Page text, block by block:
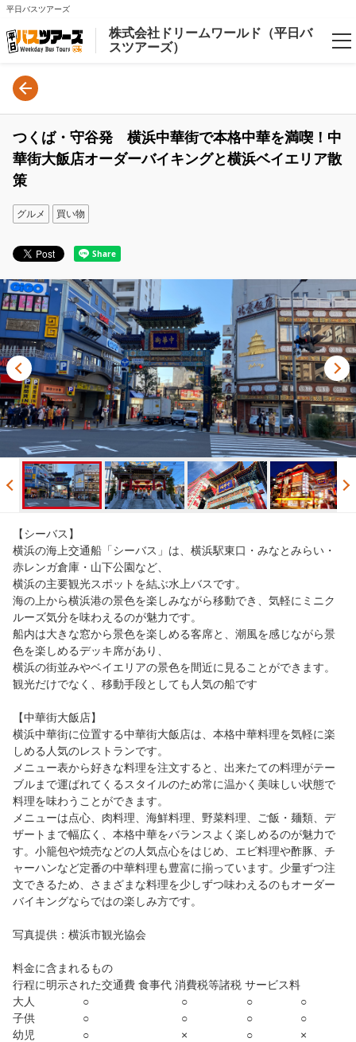
平日バスツアーズ
株式会社ドリームワールド（平日バ
スツアーズ）
Language
English
つくば・守谷発 横浜中華街で本格中華を満喫！中
華街大飯店オーダーバイキングと横浜ベイエリア散
策
グルメ 買い物
【シーバス】
横浜の海上交通船「シーバス」は、横浜駅東口・みなとみらい・
赤レンガ倉庫・山下公園など、
横浜の主要観光スポットを結ぶ水上バスです。
海の上から横浜港の景色を楽しみながら移動でき、気軽にミニク
ルーズ気分を味わえるのが魅力です。
船内は大きな窓から景色を楽しめる客席と、潮風を感じながら景
色を楽しめるデッキ席があり、
横浜の街並みやベイエリアの景色を間近に見ることができます。
観光だけでなく、移動手段としても人気の船です
【中華街大飯店】
横浜中華街に位置する中華街大飯店は、本格中華料理を気軽に楽
しめる人気のレストランです。
メニュー表から好きな料理を注文すると、出来たての料理がテー
ブルまで運ばれてくるスタイルのため常に温かく美味しい状態で
料理を味わうことができます。
メニューは点心、肉料理、海鮮料理、野菜料理、ご飯・麺類、デ
ザートまで幅広く、本格中華をバランスよく楽しめるのが魅力で
す。小籠包や焼売などの人気点心をはじめ、エビ料理や酢豚、チ
ャーハンなど定番の中華料理も豊富に揃っています。少量ずつ注
文できるため、さまざまな料理を少しずつ味わえるのもオーダー
バイキングならではの楽しみ方です。
写真提供：横浜市観光協会
料金に含まれるもの
行程に明示された交通費 食事代 消費税等諸税 サービス料
大人 ○ ○ ○ ○
子供 ○ ○ ○ ○
幼児 ○ × ○ ×